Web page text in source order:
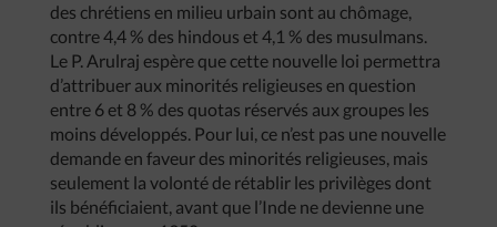
des chrétiens en milieu urbain sont au chômage,
contre 4,4 % des hindous et 4,1 % des musulmans.
Le P. Arulraj espère que cette nouvelle loi permettra
d’attribuer aux minorités religieuses en question
entre 6 et 8 % des quotas réservés aux groupes les
moins développés. Pour lui, ce n’est pas une nouvelle
demande en faveur des minorités religieuses, mais
seulement la volonté de rétablir les privilèges dont
ils bénéficiaient, avant que l’Inde ne devienne une